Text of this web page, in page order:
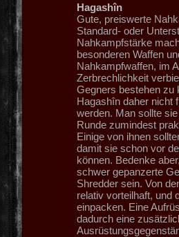
Hagashîn
Gute, preiswerte
Standard- oder
Nahkampfstärke
besonderen Waffen
Nahkampfwaffen, im
Zerbrechlichkeit
Gegners bestehen zu
Hagashîn daher nicht
werden. Man sollte
Runde zumindest
Einige von ihnen
damit sie schon vor
können. Bedenke
schwer gepanzerte
Shredder sein. Von
relativ vorteilhaft, und
einpacken. Eine
dadurch eine